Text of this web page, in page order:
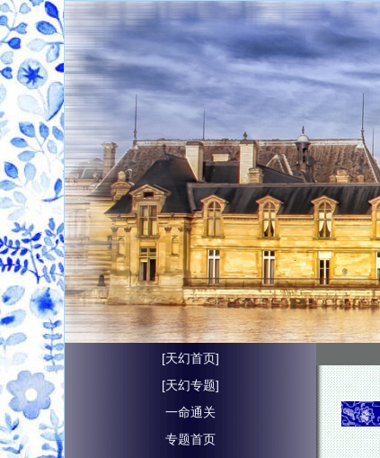
[天幻首页]
[天幻专题]
一命通关
专题首页